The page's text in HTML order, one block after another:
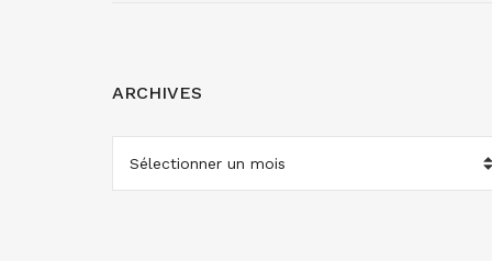
ARCHIVES
ARCHIVES